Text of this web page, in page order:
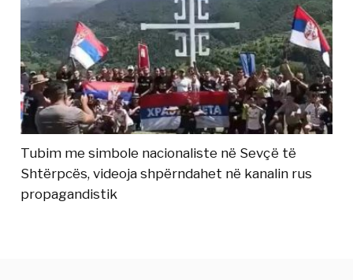
Tubim me simbole nacionaliste në Sevçë të
Shtërpcës, videoja shpërndahet në kanalin rus
propagandistik